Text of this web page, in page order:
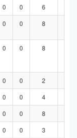
0 0 6
0 0 8
0 0 8
0 0 2
0 0 4
0 0 8
0 0 3